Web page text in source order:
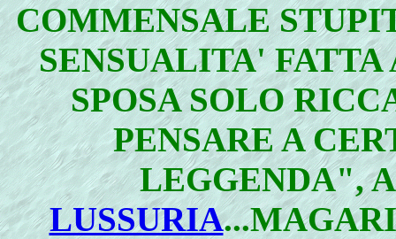
COMMENSALE
SENSUALITA'
SPOSA SOLO
PENSARE A
LEGGENDA",
LUSSURIA